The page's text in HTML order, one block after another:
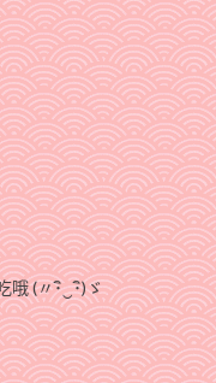
哦 (〃･ิ‿･ิ)ゞ